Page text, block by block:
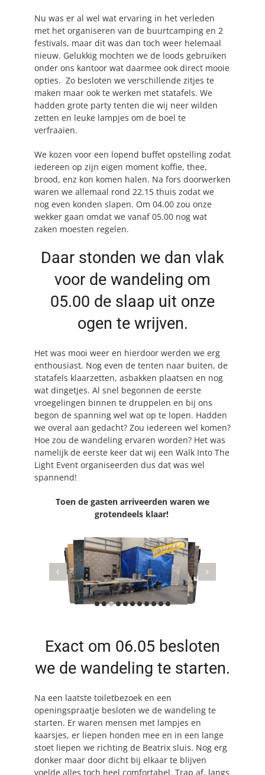
Nu was er al wel wat ervaring in het verleden
met het organiseren van de buurtcamping en 2
festivals, maar dit was dan toch weer helemaal
nieuw. Gelukkig mochten we de loods gebruiken
onder ons kantoor wat daarmee ook direct mooie
opties. Zo besloten we verschillende zitjes te
maken maar ook te werken met statafels. We
hadden grote party tenten die wij neer wilden
zetten en leuke lampjes om de boel te
verfraaien.
We kozen voor een lopend buffet opstelling zodat
iedereen op zijn eigen moment koffie, thee,
brood, enz kon komen halen. Na fors doorwerken
waren we allemaal rond 22.15 thuis zodat we
nog even konden slapen. Om 04.00 zou onze
wekker gaan omdat we vanaf 05.00 nog wat
zaken moesten regelen.
Daar stonden we dan vlak
voor de wandeling om
05.00 de slaap uit onze
ogen te wrijven.
Het was mooi weer en hierdoor werden we erg
enthousiast. Nog even de tenten naar buiten, de
statafels klaarzetten, asbakken plaatsen en nog
wat dingetjes. Al snel begonnen de eerste
vroegelingen binnen te druppelen en bij ons
begon de spanning wel wat op te lopen. Hadden
we overal aan gedacht? Zou iedereen wel komen?
Hoe zou de wandeling ervaren worden? Het was
namelijk de eerste keer dat wij een Walk Into The
Light Event organiseerden dus dat was wel
spannend!
Toen de gasten arriveerden waren we
grotendeels klaar!
Exact om 06.05 besloten
we de wandeling te starten.
Na een laatste toiletbezoek en een
openingspraatje besloten we de wandeling te
starten. Er waren mensen met lampjes en
kaarsjes, er liepen honden mee en in een lange
stoet liepen we richting de Beatrix sluis. Nog erg
donker maar door dicht bij elkaar te blijven
voelde alles toch heel comfortabel. Trap af, langs